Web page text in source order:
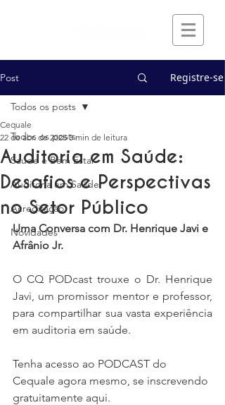
Post Registre-se
Todos os posts
Saúde e Bem Estar
Auditoria em Saúde
Acreditação
Novidades
Todos os posts
Auditoria em Saúde:
Desafios e Perspectivas
no Setor Público
Cequale
22 de abr. de 2025 3 min de leitura
Uma Conversa com Dr. Henrique Javi e
Afrânio Jr.
O CQ PODcast trouxe o Dr. Henrique
Javi, um promissor mentor e professor,
para compartilhar sua vasta experiência
em auditoria em saúde.
Tenha acesso ao PODCAST do
Cequale agora mesmo, se inscrevendo
gratuitamente aqui.